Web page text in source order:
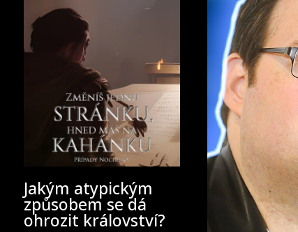
Jakým atypickým
způsobem se dá
ohrozit království?